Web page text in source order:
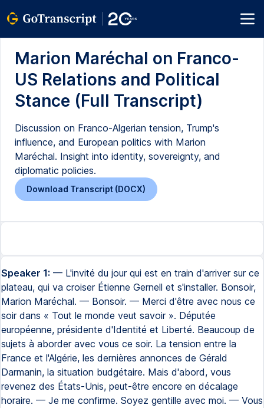
Marion Maréchal on Franco-
US Relations and Political
Stance (Full Transcript)
Discussion on Franco-Algerian tension, Trump's
influence, and European politics with Marion
Maréchal. Insight into identity, sovereignty, and
diplomatic policies.
Download Transcript (DOCX)
Speaker 1: — L'invité du jour qui est en train d'arriver sur ce
plateau, qui va croiser Étienne Gernell et s'installer. Bonsoir,
Marion Maréchal. — Bonsoir. — Merci d'être avec nous ce
soir dans « Tout le monde veut savoir ». Députée
européenne, présidente d'Identité et Liberté. Beaucoup de
sujets à aborder avec vous ce soir. La tension entre la
France et l'Algérie, les dernières annonces de Gérald
Darmanin, la situation budgétaire. Mais d'abord, vous
revenez des États-Unis, peut-être encore en décalage
horaire. — Je me confirme. Soyez gentille avec moi. — Vous